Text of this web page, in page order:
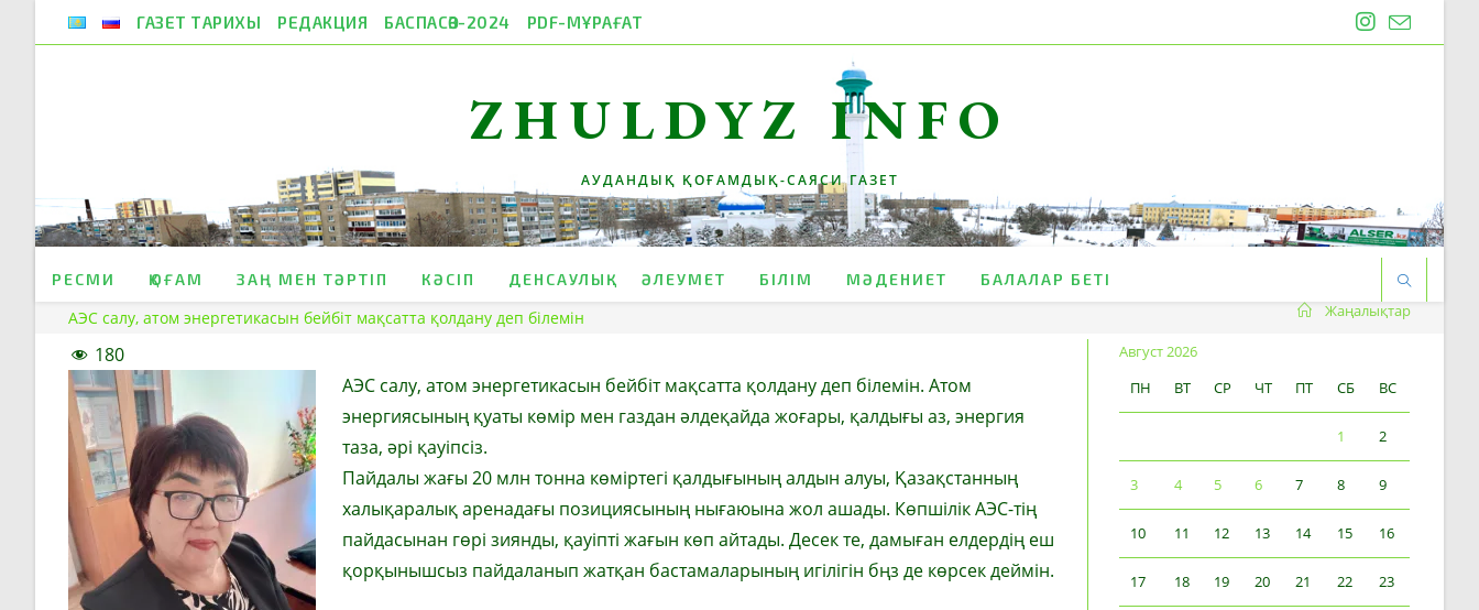
ГАЗЕТ ТАРИХЫ РЕДАКЦИЯ БАСПАСӨЗ-2024 PDF-МҰРАҒАТ
ZHULDYZ INFO
АУДАНДЫҚ ҚОҒАМДЫҚ-САЯСИ ГАЗЕТ
РЕСМИ ҚОҒАМ ЗАҢ МЕН ТӘРТІП КӘСІП ДЕНСАУЛЫҚ ӘЛЕУМЕТ БІЛІМ МӘДЕНИЕТ БАЛАЛАР БЕТІ
АЭС салу, атом энергетикасын бейбіт мақсатта қолдану деп білемін Жаңалықтар
180
АЭС салу, атом энергетикасын бейбіт мақсатта қолдану деп білемін. Атом
энергиясының қуаты көмір мен газдан әлдеқайда жоғары, қалдығы аз, энергия
таза, әрі қауіпсіз.
Пайдалы жағы 20 млн тонна көміртегі қалдығының алдын алуы, Қазақстанның
халықаралық аренадағы позициясының нығаюына жол ашады. Көпшілік АЭС-тің
пайдасынан гөрі зиянды, қауіпті жағын көп айтады. Десек те, дамыған елдердің еш
қорқынышсыз пайдаланып жатқан бастамаларының игілігін бңз де көрсек деймін.
Август 2026
ПН
ВТ СР ЧТ ПТ СБ ВС
1 2
3 4 5 6 7 8 9
10 11 12 13 14 15 16
17 18 19 20 21 22 23